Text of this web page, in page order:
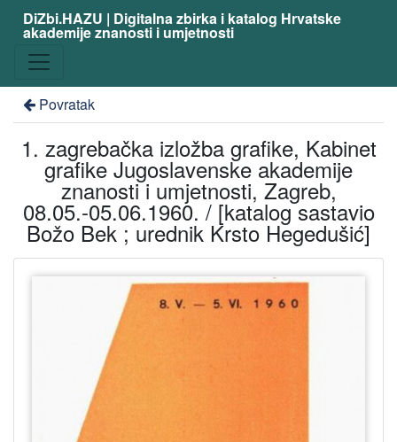
DiZbi.HAZU | Digitalna zbirka i katalog Hrvatske
akademije znanosti i umjetnosti
Povratak
1. zagrebačka izložba grafike, Kabinet
grafike Jugoslavenske akademije
znanosti i umjetnosti, Zagreb,
08.05.-05.06.1960. / [katalog sastavio
Božo Bek ; urednik Krsto Hegedušić]